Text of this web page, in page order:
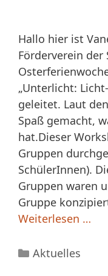
Hallo hier ist
Förderverein der
„Unterlicht:
geleitet. Laut
Spaß gemacht,
hat.Dieser
Gruppen
SchülerInnen).
Gruppen waren
Gruppe
Weiterlesen …
Kategorien
Aktuelles